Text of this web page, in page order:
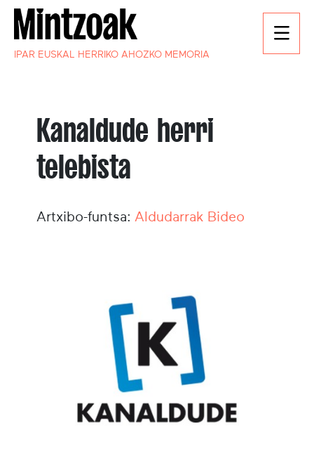
IPAR EUSKAL HERRIKO AHOZKO MEMORIA
Kanaldude herri
telebista
Artxibo-funtsa: Aldudarrak Bideo